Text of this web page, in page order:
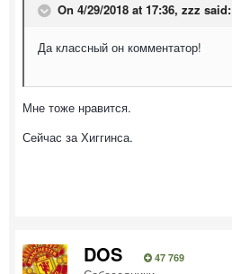
On 4/29/2018 at 17:36, zzz said:
Да классный он комментатор!
Мне тоже нравится.
Сейчас за Хиггинса.
DOS 47 769